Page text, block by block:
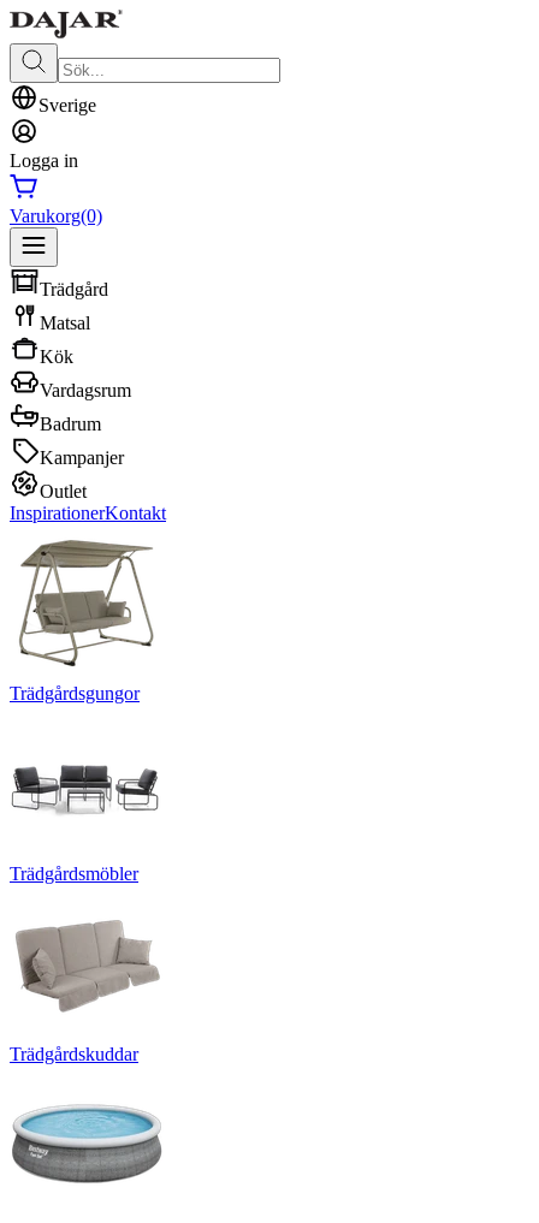
Sverige
Logga in
Varukorg(0)
Trädgård
Matsal
Kök
Vardagsrum
Badrum
Kampanjer
Outlet
InspirationerKontakt
Trädgårdsgungor
Trädgårdsmöbler
Trädgårdskuddar